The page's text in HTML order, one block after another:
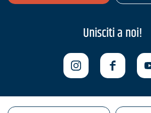
Unisciti a noi!